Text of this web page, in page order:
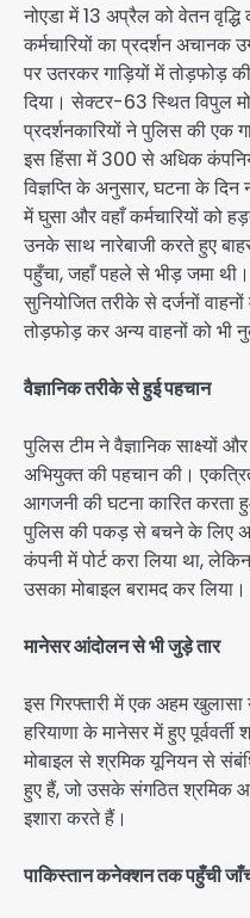
नोएडा में 13 अप्रैल को वेतन
कर्मचारियों का प्रदर्शन अचानक
पर उतरकर गाड़ियों में तोड़फोड़
दिया। सेक्टर-63 स्थित विपुल
प्रदर्शनकारियों ने पुलिस की एक
इस हिंसा में 300 से अधिक
विज्ञप्ति के अनुसार, घटना के दिन
में घुसा और वहाँ कर्मचारियों को
उनके साथ नारेबाजी करते हुए
पहुँचा, जहाँ पहले से भीड़ जमा
सुनियोजित तरीके से दर्जनों
तोड़फोड़ कर अन्य वाहनों को भी
वैज्ञानिक तरीके से हुई पहचान
पुलिस टीम ने वैज्ञानिक साक्ष्यों
अभियुक्त की पहचान की।
आगजनी की घटना कारित करता
पुलिस की पकड़ से बचने के लिए
कंपनी में पोर्ट करा लिया था,
उसका मोबाइल बरामद कर लिया।
मानेसर आंदोलन से भी जुड़े तार
इस गिरफ्तारी में एक अहम
हरियाणा के मानेसर में हुए
मोबाइल से श्रमिक यूनियन से
हुए हैं, जो उसके संगठित श्रमिक
इशारा करते हैं।
पाकिस्तान कनेक्शन तक पहुँची